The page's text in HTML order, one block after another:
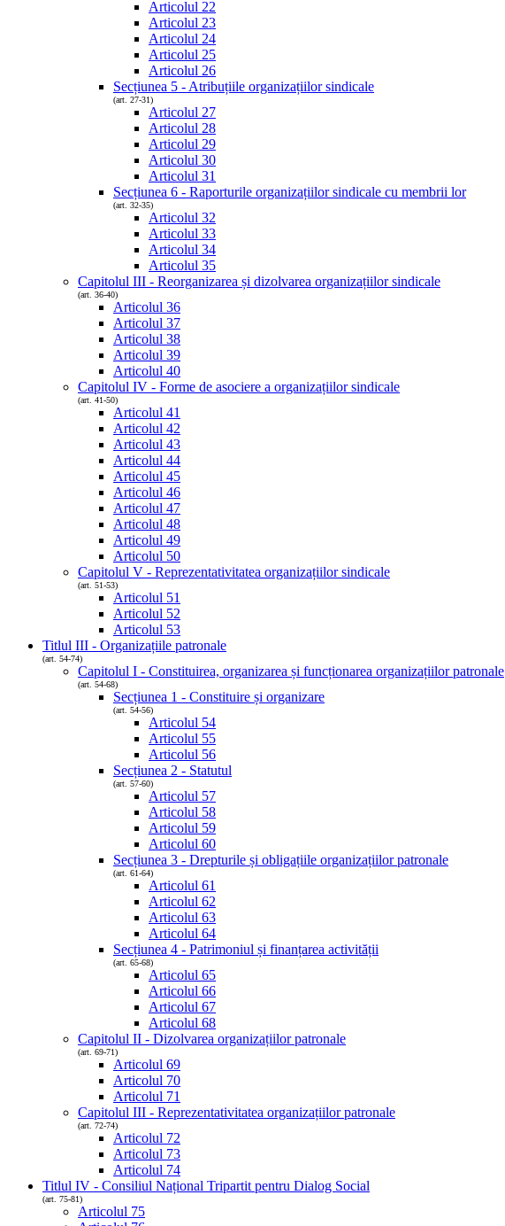
Articolul 22
Articolul 23
Articolul 24
Articolul 25
Articolul 26
Secțiunea 5 - Atribuțiile organizațiilor sindicale
(art. 27-31)
Articolul 27
Articolul 28
Articolul 29
Articolul 30
Articolul 31
Secțiunea 6 - Raporturile organizațiilor sindicale cu membrii lor
(art. 32-35)
Articolul 32
Articolul 33
Articolul 34
Articolul 35
Capitolul III - Reorganizarea și dizolvarea organizațiilor sindicale
(art. 36-40)
Articolul 36
Articolul 37
Articolul 38
Articolul 39
Articolul 40
Capitolul IV - Forme de asociere a organizațiilor sindicale
(art. 41-50)
Articolul 41
Articolul 42
Articolul 43
Articolul 44
Articolul 45
Articolul 46
Articolul 47
Articolul 48
Articolul 49
Articolul 50
Capitolul V - Reprezentativitatea organizațiilor sindicale
(art. 51-53)
Articolul 51
Articolul 52
Articolul 53
Titlul III - Organizațiile patronale
(art. 54-74)
Capitolul I - Constituirea, organizarea și funcționarea organizațiilor patronale
(art. 54-68)
Secțiunea 1 - Constituire și organizare
(art. 54-56)
Articolul 54
Articolul 55
Articolul 56
Secțiunea 2 - Statutul
(art. 57-60)
Articolul 57
Articolul 58
Articolul 59
Articolul 60
Secțiunea 3 - Drepturile și obligațiile organizațiilor patronale
(art. 61-64)
Articolul 61
Articolul 62
Articolul 63
Articolul 64
Secțiunea 4 - Patrimoniul și finanțarea activității
(art. 65-68)
Articolul 65
Articolul 66
Articolul 67
Articolul 68
Capitolul II - Dizolvarea organizațiilor patronale
(art. 69-71)
Articolul 69
Articolul 70
Articolul 71
Capitolul III - Reprezentativitatea organizațiilor patronale
(art. 72-74)
Articolul 72
Articolul 73
Articolul 74
Titlul IV - Consiliul Național Tripartit pentru Dialog Social
(art. 75-81)
Articolul 75